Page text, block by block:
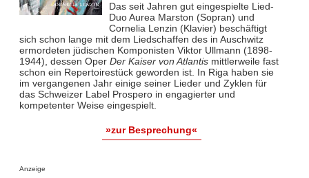
Das seit Jahren gut eingespielte Lied-
Duo Aurea Marston (Sopran) und
Cornelia Lenzin (Klavier) beschäftigt
sich schon lange mit dem Liedschaffen des in Auschwitz
ermordeten jüdischen Komponisten Viktor Ullmann (1898-
1944), dessen Oper Der Kaiser von Atlantismittlerweile fast
schon ein Repertoirestück geworden ist. In Riga haben sie
im vergangenen Jahr einige seiner Lieder und Zyklen für
das Schweizer Label Prospero in engagierter und
kompetenter Weise eingespielt.
»zur Besprechung«
Anzeige